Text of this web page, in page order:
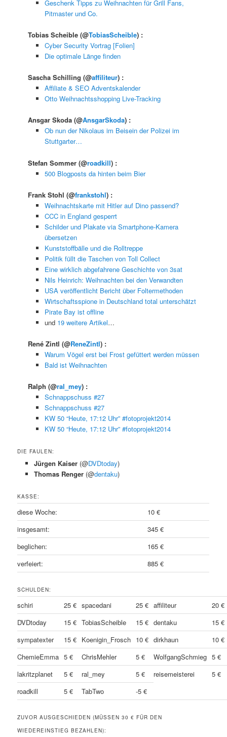
Geschenk Tipps zu Weihnachten für Grill Fans,
Pitmaster und Co.
Tobias Scheible(@TobiasScheible) :
Cyber Security Vortrag [Folien]
Die optimale Länge finden
Sascha Schilling(@affiliteur) :
Affiliate & SEO Adventskalender
Otto Weihnachtsshopping Live-Tracking
Ansgar Skoda(@AnsgarSkoda) :
Ob nun der Nikolaus im Beisein der Polizei im
Stuttgarter…
Stefan Sommer(@roadkill) :
500 Blogposts da hinten beim Bier
Frank Stohl(@frankstohl) :
Weihnachtskarte mit Hitler auf Dino passend?
CCC in England gesperrt
Schilder und Plakate via Smartphone-Kamera
übersetzen
Kunststoffbälle und die Rolltreppe
Politik füllt die Taschen von Toll Collect
Eine wirklich abgefahrene Geschichte von 3sat
Nils Heinrich: Weihnachten bei den Verwandten
USA veröffentlicht Bericht über Foltermethoden
Wirtschaftsspione in Deutschland total unterschätzt
Pirate Bay ist offline
und 19 weitere Artikel…
René Zintl(@ReneZintl) :
Warum Vögel erst bei Frost gefüttert werden müssen
Bald ist Weihnachten
Ralph(@ral_mey) :
Schnappschuss #27
Schnappschuss #27
KW 50 “Heute, 17:12 Uhr” #fotoprojekt2014
KW 50 “Heute, 17:12 Uhr” #fotoprojekt2014
DIE FAULEN:
Jürgen Kaiser (@DVDtoday)
Thomas Renger (@dentaku)
KASSE:
diese Woche:
10 €
insgesamt:
345 €
beglichen:
165 €
verfeiert:
885 €
SCHULDEN:
schiri 25 € spacedani 25 € affiliteur
20 €
DVDtoday
15 € TobiasScheible 15 € dentaku
15 €
sympatexter
15 € Koenigin_Frosch 10 € dirkhaun
10 €
ChemieEmma 5 € ChrisMehler 5 € WolfgangSchmieg 5 €
lakritzplanet
5 € ral_mey 5 € reisemeisterei
5 €
roadkill
5 € TabTwo -5 €
ZUVOR AUSGESCHIEDEN (MÜSSEN 30 € FÜR DEN
WIEDEREINSTIEG BEZAHLEN):